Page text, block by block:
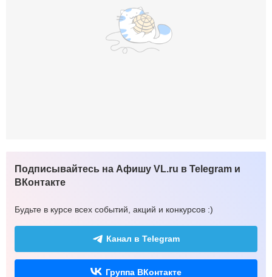
Подписывайтесь на Афишу VL.ru в Telegram и
ВКонтакте
Будьте в курсе всех событий, акций и конкурсов :)
Канал в Telegram
Группа ВКонтакте